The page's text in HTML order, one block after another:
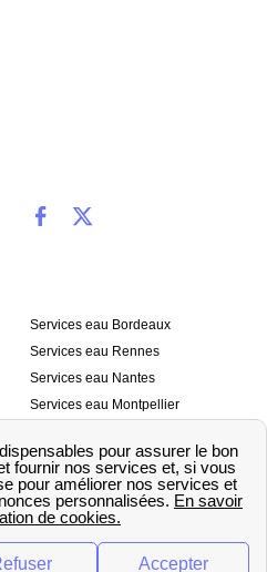
Services eau Bordeaux
Services eau Rennes
Services eau Nantes
Services eau Montpellier
Services eau Strasbourg
💧 Comparer les fournisseurs